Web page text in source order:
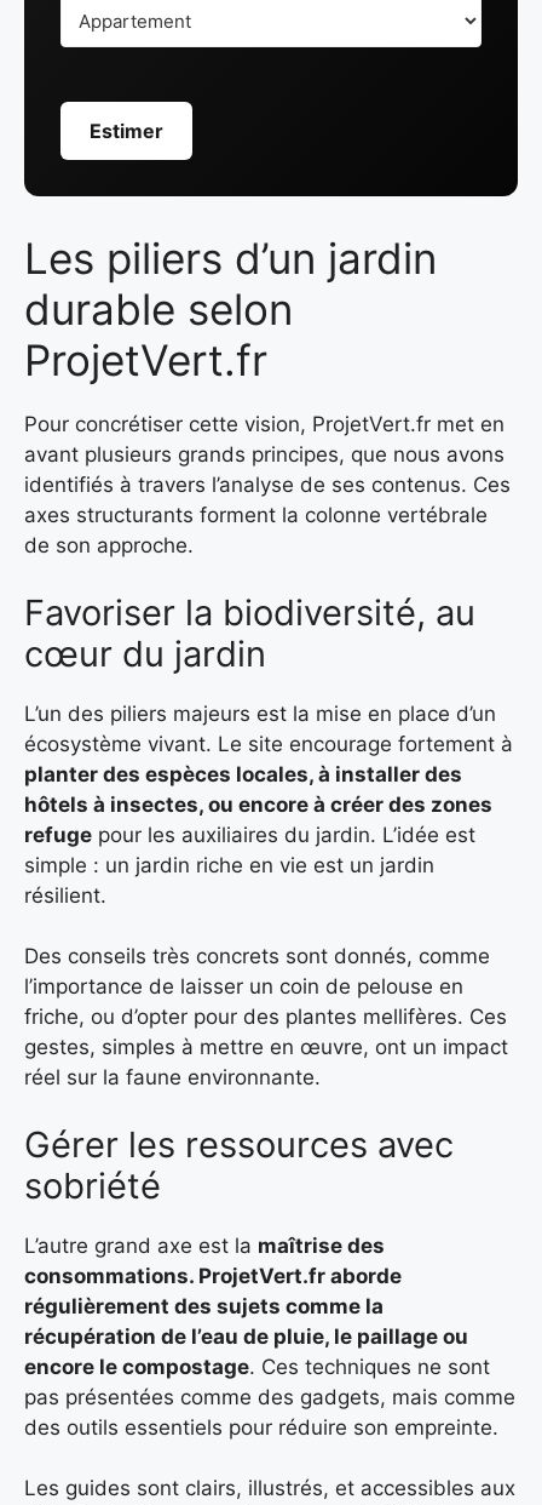
Estimer
Les piliers d’un jardin
durable selon
ProjetVert.fr
Pour concrétiser cette vision, ProjetVert.fr met en
avant plusieurs grands principes, que nous avons
identifiés à travers l’analyse de ses contenus. Ces
axes structurants forment la colonne vertébrale
de son approche.
Favoriser la biodiversité, au
cœur du jardin
L’un des piliers majeurs est la mise en place d’un
écosystème vivant. Le site encourage fortement à
planter des espèces locales, à installer des
hôtels à insectes, ou encore à créer des zones
refuge pour les auxiliaires du jardin. L’idée est
simple : un jardin riche en vie est un jardin
résilient.
Des conseils très concrets sont donnés, comme
l’importance de laisser un coin de pelouse en
friche, ou d’opter pour des plantes mellifères. Ces
gestes, simples à mettre en œuvre, ont un impact
réel sur la faune environnante.
Gérer les ressources avec
sobriété
L’autre grand axe est la maîtrise des
consommations. ProjetVert.fr aborde
régulièrement des sujets comme la
récupération de l’eau de pluie, le paillage ou
encore le compostage. Ces techniques ne sont
pas présentées comme des gadgets, mais comme
des outils essentiels pour réduire son empreinte.
Les guides sont clairs, illustrés, et accessibles aux